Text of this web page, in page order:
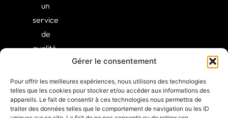
Gérer le consentement
Pour offrir les meilleures expériences, nous utilisons des technologies
telles que les cookies pour stocker et/ou accéder aux informations des
appareils. Le fait de consentir à ces technologies nous permettra de
traiter des données telles que le comportement de navigation ou les ID
un
service
de
qualité,
expertise
et
professionnalisme.